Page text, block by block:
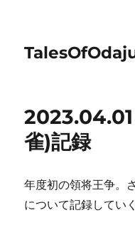
2023.04.01
雀)記録
年度初の領将王争。
について記録していく